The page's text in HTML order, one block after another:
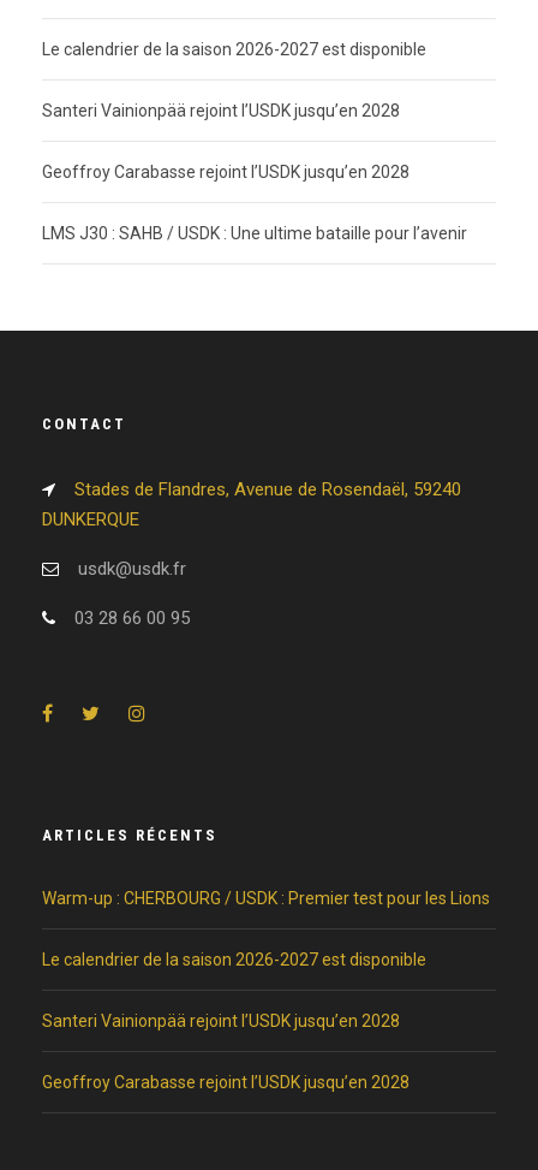
Le calendrier de la saison 2026-2027 est disponible
Santeri Vainionpää rejoint l’USDK jusqu’en 2028
Geoffroy Carabasse rejoint l’USDK jusqu’en 2028
LMS J30 : SAHB / USDK : Une ultime bataille pour l’avenir
CONTACT
Stades de Flandres, Avenue de Rosendaël, 59240
DUNKERQUE
usdk@usdk.fr
03 28 66 00 95
ARTICLES RÉCENTS
Warm-up : CHERBOURG / USDK : Premier test pour les Lions
Le calendrier de la saison 2026-2027 est disponible
Santeri Vainionpää rejoint l’USDK jusqu’en 2028
Geoffroy Carabasse rejoint l’USDK jusqu’en 2028